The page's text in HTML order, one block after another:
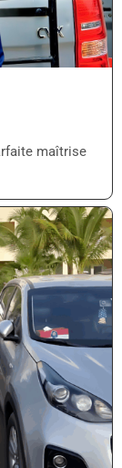
maîtrise